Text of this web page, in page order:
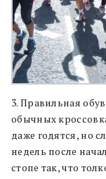
3. Правильная
обычных
даже годятся, но
недель после
стопе так, что